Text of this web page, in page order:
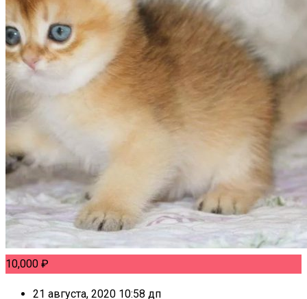
10,000 ₽
21 августа, 2020 10:58 дп